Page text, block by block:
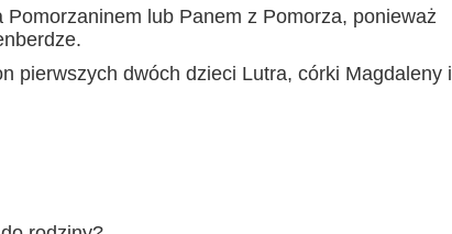
lub Panem z Pomorza, ponieważ
pierwszych dwóch dzieci Lutra, córki Magdaleny i